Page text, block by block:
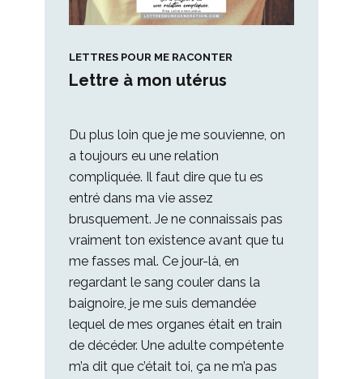
LETTRES POUR ME RACONTER
Lettre à mon utérus
Du plus loin que je me souvienne, on
a toujours eu une relation
compliquée. Il faut dire que tu es
entré dans ma vie assez
brusquement. Je ne connaissais pas
vraiment ton existence avant que tu
me fasses mal. Ce jour-là, en
regardant le sang couler dans la
baignoire, je me suis demandée
lequel de mes organes était en train
de décéder. Une adulte compétente
m’a dit que c’était toi, ça ne m’a pas